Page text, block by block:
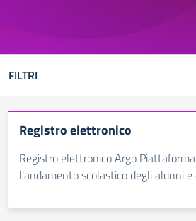
FILTRI
Registro elettronico
Registro elettronico Argo
l'andamento scolastico degli alunni